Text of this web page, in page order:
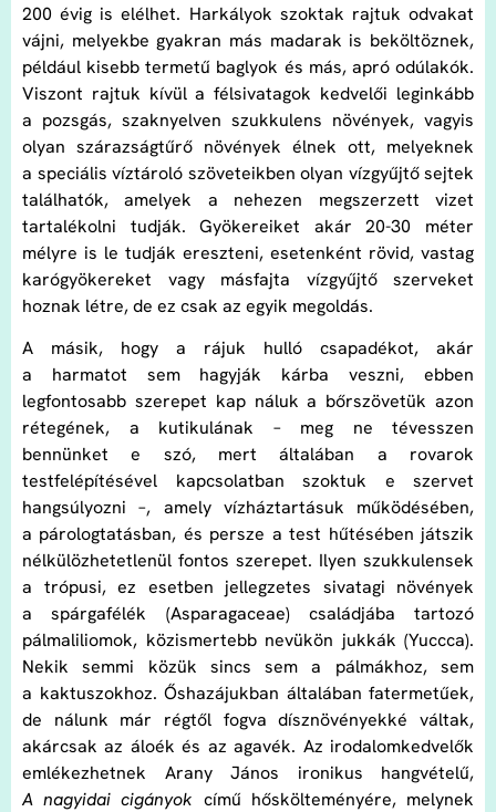
200 évig is elélhet. Harkályok szoktak rajtuk odvakat
vájni, melyekbe gyakran más madarak is beköltöznek,
például kisebb termetű baglyok és más, apró odúlakók.
Viszont rajtuk kívül a félsivatagok kedvelői leginkább
a pozsgás, szaknyelven szukkulens növények, vagyis
olyan szárazságtűrő növények élnek ott, melyeknek
a speciális víztároló szöveteikben olyan vízgyűjtő sejtek
találhatók, amelyek a nehezen megszerzett vizet
tartalékolni tudják. Gyökereiket akár 20-30 méter
mélyre is le tudják ereszteni, esetenként rövid, vastag
karógyökereket vagy másfajta vízgyűjtő szerveket
hoznak létre, de ez csak az egyik megoldás.
A másik, hogy a rájuk hulló csapadékot, akár
a harmatot sem hagyják kárba veszni, ebben
legfontosabb szerepet kap náluk a bőrszövetük azon
rétegének, a kutikulának – meg ne tévesszen
bennünket e szó, mert általában a rovarok
testfelépítésével kapcsolatban szoktuk e szervet
hangsúlyozni –, amely vízháztartásuk működésében,
a párologtatásban, és persze a test hűtésében játszik
nélkülözhetetlenül fontos szerepet. Ilyen szukkulensek
a trópusi, ez esetben jellegzetes sivatagi növények
a spárgafélék (Asparagaceae) családjába tartozó
pálmaliliomok, közismertebb nevükön jukkák (Yuccca).
Nekik semmi közük sincs sem a pálmákhoz, sem
a kaktuszokhoz. Őshazájukban általában fatermetűek,
de nálunk már régtől fogva dísznövényekké váltak,
akárcsak az áloék és az agavék. Az irodalomkedvelők
emlékezhetnek Arany János ironikus hangvételű,
A nagyidai cigányok című hőskölteményére, melynek